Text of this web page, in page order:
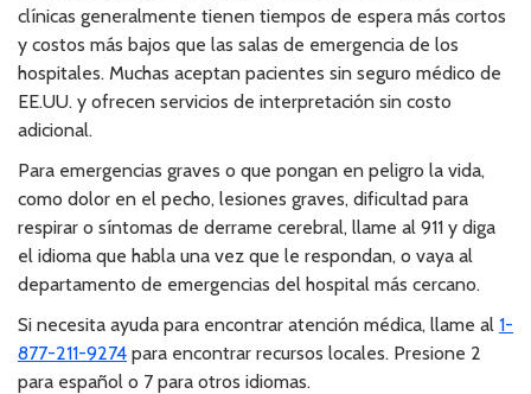
clínicas generalmente tienen tiempos de espera más cortos
y costos más bajos que las salas de emergencia de los
hospitales. Muchas aceptan pacientes sin seguro médico de
EE.UU. y ofrecen servicios de interpretación sin costo
adicional.
Para emergencias graves o que pongan en peligro la vida,
como dolor en el pecho, lesiones graves, dificultad para
respirar o síntomas de derrame cerebral, llame al 911 y diga
el idioma que habla una vez que le respondan, o vaya al
departamento de emergencias del hospital más cercano.
Si necesita ayuda para encontrar atención médica, llame al 1-
877-211-9274 para encontrar recursos locales. Presione 2
para español o 7 para otros idiomas.